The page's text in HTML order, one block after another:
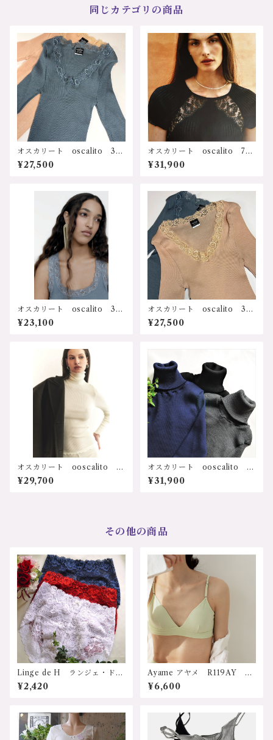
代 ストレスフリー 可愛
い 運動 ジム トレーニン
リカンスリーブ リブノース
リーブトップ 7165 ｻｲｽﾞ:2ｻ
ｲｽﾞ ３ｻｲｽﾞ カラー：1.カー
キ 2.ベージュ 価格：15400
円（送料無料）
同じカテゴリの商品
オスカリート oscalito 341
6-gy イタリア インポー
ト 輸入ランジェリー 天然
温、保湿 冷え防止 乾燥防
止 寒さ対策 防寒 冷え
症 敏感肌 低刺激 ストレ
スフリー 人に優しい フラ
ンス カレー レース ソフ
ト サステナブル プレゼン
ト ギフト 誕生日 クリス
マス 母の日 リブ長袖Ｖネ
ックトップ 3416-gy サイ
ズ：2ｻｲｽﾞ、3ｻｲｽﾞ カラー：
1.ユーログレー 価格：27500
円（送料無料）
¥27,500
オスカリート oscalito 770
1 イタリア インポート 輸
入下着 FILO SCOZIA コッ
サイズ カラー：ブラック
価格：31900円（送料無料）
¥31,900
オスカリート oscalito 341
0-gy イタリア インポー
ト 輸入ランジェリー 天然
温、保湿 冷え防止 乾燥防
止 寒さ対策 防寒 冷え
症 敏感肌 低刺激 ストレ
スフリー 人に優しい フラ
ンス カレー レース ソフ
ト サステナブル プレゼン
ト ギフト 誕生日 クリス
マス 母の日 レース付リブ
タンクトップ 3410-gy サ
イズ：2ｻｲｽﾞ、3ｻｲｽﾞ カラ
ー：1.ユーログレー 価格：2
3100円（送料無料）
¥23,100
オスカリート oscalito 341
6-sk イタリア インポー
ト 輸入ランジェリー 天然
止 寒さ対策 防寒 冷え
症 敏感肌 低刺激 ストレ
スフリー 人に優しい フラ
ンス カレー レース ソフ
ト サステナブル プレゼン
ト ギフト 誕生日 クリス
マス 母の日 リブ長袖Ｖネ
ックトップ 3416-sk サイ
ズ：2ｻｲｽﾞ、3ｻｲｽﾞ カラー：
1.スキン 2.ブラック 価格：
27500円（送料無料）
¥27,500
オスカリート ooscalito 3
438wh イタリア インポー
ト 輸入ランジェリー 天然
症 温熱 敏感肌 低刺激
ステナブル プレゼント ギ
フト 誕生日 クリスマス
母の日 ホワイト リブ長袖
タートルネックトップ 3438
wh サイズ：2ｻｲｽﾞ、3ｻｲ
ｽﾞ カラー：1.ホワイト 2.オ
レンジ 3.ボルドー 価格：2
9700円（送料無料）
¥29,700
オスカリート ooscalito 3
438bk イタリア インポー
ト 輸入ランジェリー 天然
症 敏感肌 低刺激 ストレ
ル プレゼント ギフト 誕
生日 クリスマス 母の日
リブ長袖タートルネックトッ
プ 3438bk サイズ：2ｻｲ
ｽﾞ、3ｻｲｽﾞ カラー：1.ブラッ
ク 価格：31900円（送料無
料）
¥31,900
その他の商品
Linge de H ランジェ・ド・
アッシュ RS715 "RSシリー
ズ” 日本 総ストレッチレー
（送料無料）
¥2,420
Ayame アヤメ R119AY 日
本 オーガニックコットン使
用 パット付トライアングル
ﾓｻﾞ 3.ｱﾛｴ 4.ｱﾔﾒ 5.ｽｽ 価
格：6600円（送料無料）
¥6,600